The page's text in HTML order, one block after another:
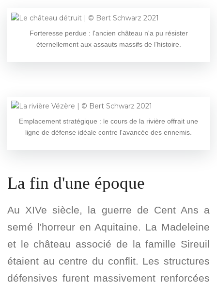
Forteresse perdue : l'ancien château n'a pu résister
éternellement aux assauts massifs de l'histoire.
Emplacement stratégique : le cours de la rivière offrait une
ligne de défense idéale contre l'avancée des ennemis.
La fin d'une époque
Au XIVe siècle, la guerre de Cent Ans a
semé l'horreur en Aquitaine. La Madeleine
et le château associé de la famille Sireuil
étaient au centre du conflit. Les structures
défensives furent massivement renforcées